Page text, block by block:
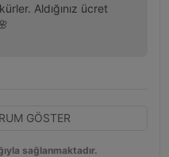
Aldığınız ücret
GÖSTER
sağlanmaktadır.